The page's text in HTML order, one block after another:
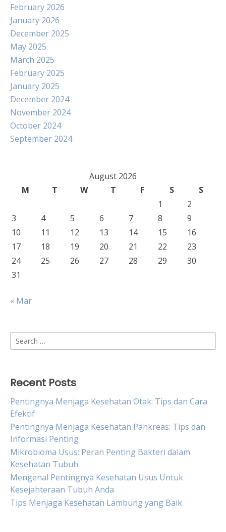
February 2026
January 2026
December 2025
May 2025
March 2025
February 2025
January 2025
December 2024
November 2024
October 2024
September 2024
August 2026
M
T W T F S
S
1
2
3
4 5 6 7 8
9
10
11 12 13 14 15
16
17
18 19 20 21 22
23
24
25 26 27 28 29
30
31
« Mar
Search
for:
Recent Posts
Pentingnya Menjaga Kesehatan Otak: Tips dan Cara
Efektif
Pentingnya Menjaga Kesehatan Pankreas: Tips dan
Informasi Penting
Mikrobioma Usus: Peran Penting Bakteri dalam
Kesehatan Tubuh
Mengenal Pentingnya Kesehatan Usus Untuk
Kesejahteraan Tubuh Anda
Tips Menjaga Kesehatan Lambung yang Baik